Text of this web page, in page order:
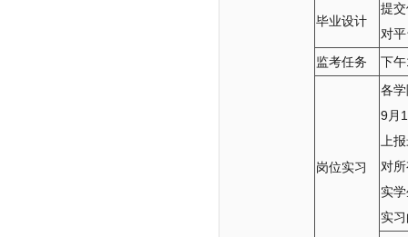
毕业设计
提
对
监考任务
下
岗位实习
各
9月
上
对
实
实